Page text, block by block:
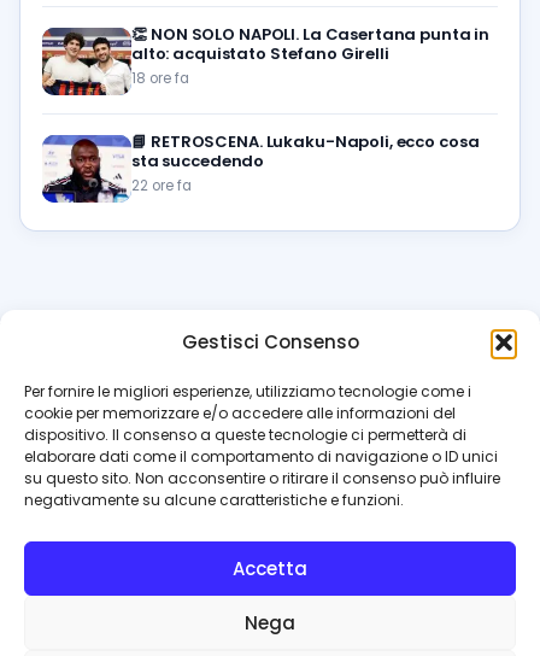
Gestisci Consenso
Per fornire le migliori esperienze, utilizziamo tecnologie come i
cookie per memorizzare e/o accedere alle informazioni del
dispositivo. Il consenso a queste tecnologie ci permetterà di
elaborare dati come il comportamento di navigazione o ID unici
su questo sito. Non acconsentire o ritirare il consenso può influire
negativamente su alcune caratteristiche e funzioni.
Accetta
Nega
👏 NON SOLO NAPOLI. La Casertana punta in
alto: acquistato Stefano Girelli
18 ore fa
📘 RETROSCENA. Lukaku-Napoli, ecco cosa
sta succedendo
22 ore fa
azzurrissimo.it
Il blog di riferimento per i tifosi del Napoli. News, interviste,
pagelle e calciomercato. Testata giornalistica registrata
al Tribunale di Napoli (n. 48 dell’08/10/2012). Direttore Luca
Perillo
INFO
Contattaci